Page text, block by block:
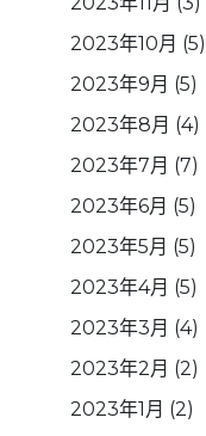
2023年10月 (5)
2023年9月 (5)
2023年8月 (4)
2023年7月 (7)
2023年6月 (5)
2023年5月 (5)
2023年4月 (5)
2023年3月 (4)
2023年2月 (2)
2023年1月 (2)